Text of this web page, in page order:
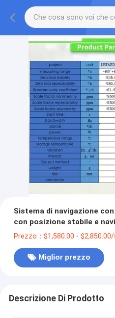
Sistema di navigazione
con posizione stabile e
Prezzo：$1,580.00 -
Miglior prezzo
Descrizione Di Prodotto